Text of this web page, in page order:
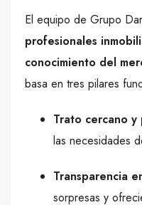
El equipo de Grupo
profesionales
conocimiento del
basa en tres pilares
Trato cercano y
las necesidades
Transparencia
sorpresas y